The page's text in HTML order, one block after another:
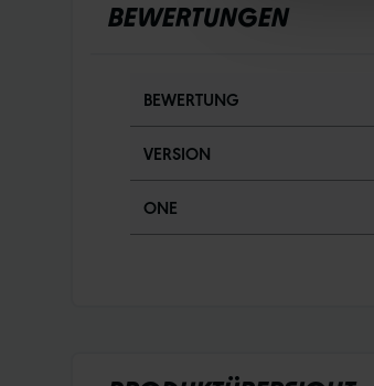
BEWERTUNGEN
BEWERTUNG
VERSION
ONE